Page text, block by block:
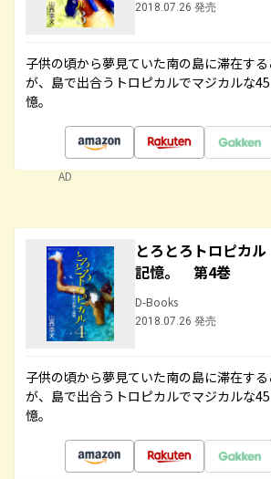
2018.07.26 発売
子供の頃から夢見ていた南の島に滞在す
が、島で出合うトロピカルでマジカルな
憶。
AD
とろとろトロピカ
記憶。 第4巻
D-Books
2018.07.26 発売
子供の頃から夢見ていた南の島に滞在す
が、島で出合うトロピカルでマジカルな
憶。